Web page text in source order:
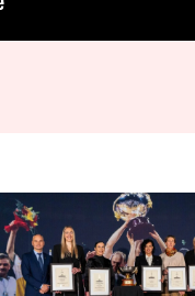
DSC05696-
13-
scaled